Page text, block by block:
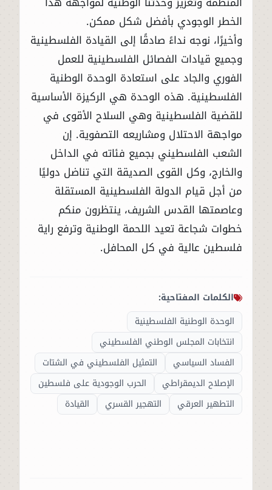
الخطر الوجودي بأفضل شكل ممكن.
وأخيرًا، نوجه نداءً صادقًا إلى القيادة الفلسطينية
وجميع قيادات الفصائل الفلسطينية للعمل
الفوري والجاد على استعادة الوحدة الوطنية
الفلسطينية. هذه الوحدة هي الركيزة الأساسية
للقضية الفلسطينية وهي السلاح الأقوى في
مواجهة الاحتلال ومشاريعه التصفوية. إن
الشعب الفلسطيني بجميع فئاته في الداخل
والخارج، وكل القوى الصديقة التي تناضل دوليًا
من أجل قيام الدولة الفلسطينية المستقلة
وعاصمتها القدس الشريف، ينتظرون منكم
خطوات شجاعة تعيد اللحمة الوطنية وترفع راية
فلسطين عالية في كل المحافل.
الكلمات المفتاحية:
الوحدة الوطنية الفلسطينية
انتخابات المجلس الوطني الفلسطيني
الفساد السياسي
التمثيل الفلسطيني في الشتات
الإصلاح الديمقراطي
الحرب الوجودية على فلسطين
التطهير العرقي
التهجير القسري القيادة